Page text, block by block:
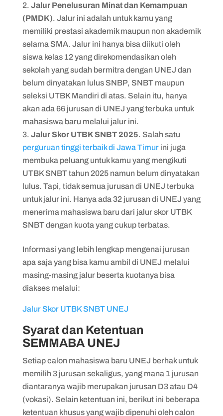
Jalur Penelusuran Minat dan Kemampuan
(PMDK). Jalur ini adalah untuk kamu yang
memiliki prestasi akademik maupun non akademik
selama SMA. Jalur ini hanya bisa diikuti oleh
siswa kelas 12 yang direkomendasikan oleh
sekolah yang sudah bermitra dengan UNEJ dan
belum dinyatakan lulus SNBP, SNBT maupun
seleksi UTBK Mandiri di atas. Selain itu, hanya
akan ada 66 jurusan di UNEJ yang terbuka untuk
mahasiswa baru melalui jalur ini.
Jalur Skor UTBK SNBT 2025. Salah satu
perguruan tinggi terbaik di Jawa Timurini juga
membuka peluang untuk kamu yang mengikuti
UTBK SNBT tahun 2025 namun belum dinyatakan
lulus. Tapi, tidak semua jurusan di UNEJ terbuka
untuk jalur ini. Hanya ada 32 jurusan di UNEJ yang
menerima mahasiswa baru dari jalur skor UTBK
SNBT dengan kuota yang cukup terbatas.
Informasi yang lebih lengkap mengenai jurusan
apa saja yang bisa kamu ambil di UNEJ melalui
masing-masing jalur beserta kuotanya bisa
diakses melalui:
Jalur Skor UTBK SNBT UNEJ
Syarat dan Ketentuan
SEMMABA UNEJ
Setiap calon mahasiswa baru UNEJ berhak untuk
memilih 3 jurusan sekaligus, yang mana 1 jurusan
diantaranya wajib merupakan jurusan D3 atau D4
(vokasi). Selain ketentuan ini, berikut ini beberapa
ketentuan khusus yang wajib dipenuhi oleh calon